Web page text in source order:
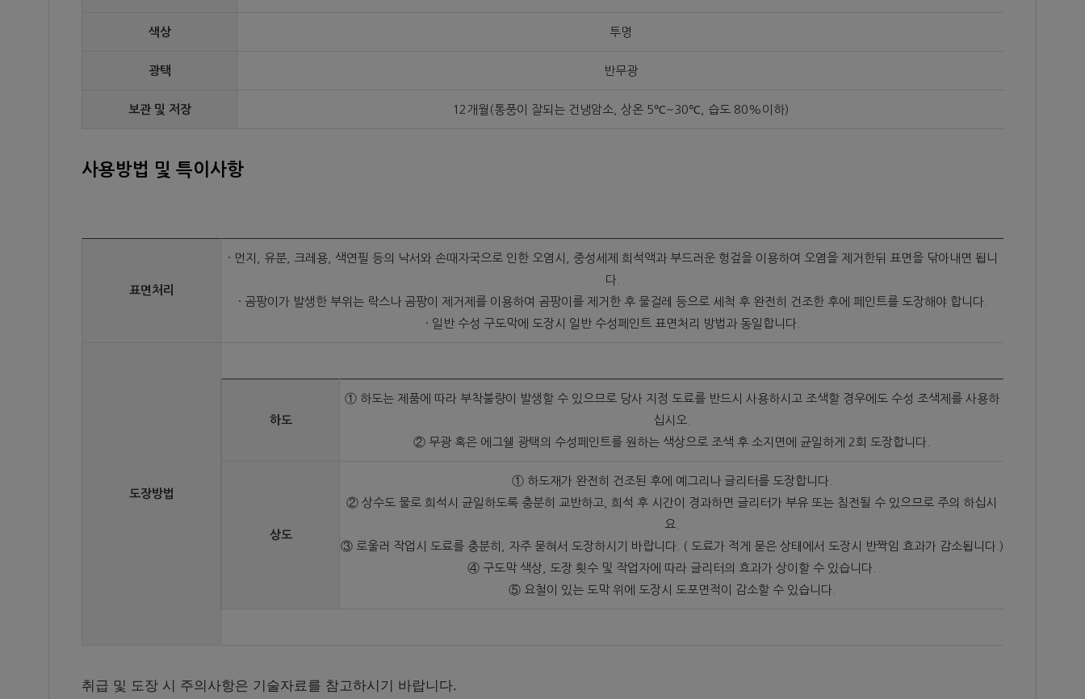
색상 투명
광택 반무광
보관 및 저장 12개월(통풍이 잘되는 건냉암소, 상온 5℃~30℃, 습도 80%이하)
사용방법 및 특이사항
표면처리
· 먼지, 유분, 크레용, 색연필 등의 낙서와 손때자국으로 인한 오염시, 중성세제 희석액과 부드러운 헝겊을 이용하여 오염을 제거한뒤 표면을 닦아내면 됩니
다.
· 곰팡이가 발생한 부위는 락스나 곰팡이 제거제를 이용하여 곰팡이를 제거한 후 물걸레 등으로 세척 후 완전히 건조한 후에 페인트를 도장해야 합니다.
· 일반 수성 구도막에 도장시 일반 수성페인트 표면처리 방법과 동일합니다.
도장방법
하도
① 하도는 제품에 따라 부착불량이 발생할 수 있으므로 당사 지정 도료를 반드시 사용하시고 조색할 경우에도 수성 조색제를 사용하
십시오.
② 무광 혹은 에그쉘 광택의 수성페인트를 원하는 색상으로 조색 후 소지면에 균일하게 2회 도장합니다.
상도
① 하도재가 완전히 건조된 후에 예그리나 글리터를 도장합니다.
② 상수도 물로 희석시 균일하도록 충분히 교반하고, 희석 후 시간이 경과하면 글리터가 부유 또는 침전될 수 있으므로 주의 하십시
요.
③ 로울러 작업시 도료를 충분히, 자주 묻혀서 도장하시기 바랍니다. ( 도료가 적게 묻은 상태에서 도장시 반짝임 효과가 감소됩니다.)
④ 구도막 색상, 도장 횟수 및 작업자에 따라 글리터의 효과가 상이할 수 있습니다.
⑤ 요철이 있는 도막 위에 도장시 도포면적이 감소할 수 있습니다.
취급 및 도장 시 주의사항은 기술자료를 참고하시기 바랍니다.